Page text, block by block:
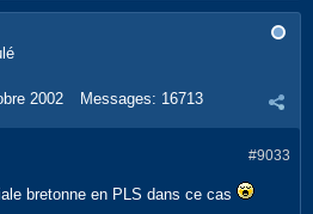
2002 Messages: 16713
#9033
bretonne en PLS dans ce cas